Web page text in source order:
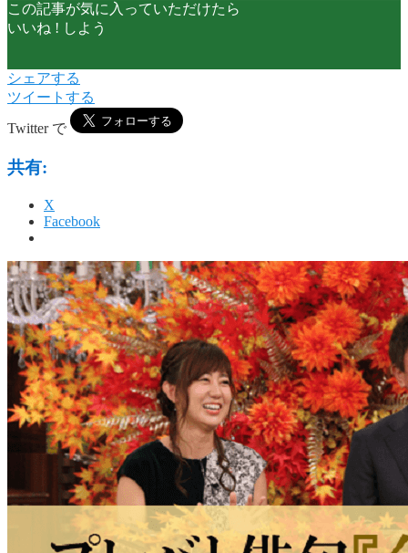
この記事が気に入っていただけたら
いいね ! しよう
シェアする
ツイートする
Twitter で
共有:
X
Facebook